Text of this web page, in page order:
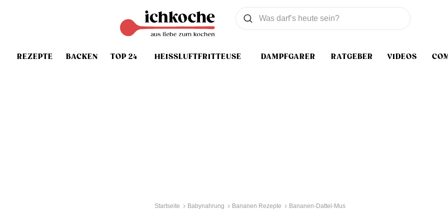
REZEPTE BACKEN TOP 24 HEISSLUFTFRITTEUSE DAMPFGARER RATGEBER VIDEOS
Was wollen Sie suchen
Suchen
Startseite Babynahrung Bananen Rezepte Bananen-Dattel-Mus